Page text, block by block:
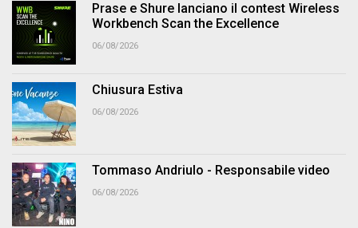
Prase e Shure lanciano il contest Wireless
Workbench Scan the Excellence
06/08/2026
Chiusura Estiva
06/08/2026
Tommaso Andriulo - Responsabile video
06/08/2026